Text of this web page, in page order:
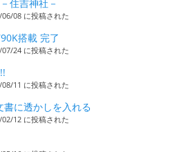
住吉神社－
06/08 に投稿された
搭載 完了
07/24 に投稿された
08/11 に投稿された
書に透かしを入れる
02/12 に投稿された